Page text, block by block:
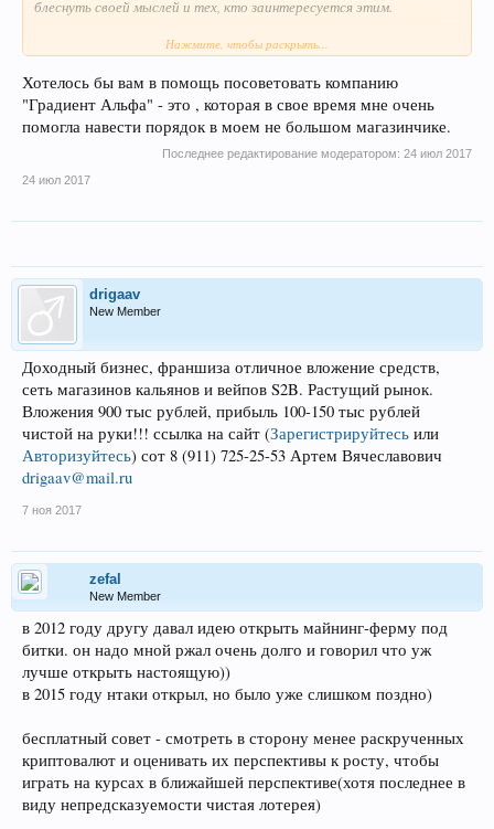
блеснуть своей мыслей и тех, кто заинтересуется этим.
Мне бы очень хотелось узнать, какие идеи для малого бизнеса в
Так же если возможно то ищу единомышленников.
Извините что написал здесь - я просто не нашел подобающего
раздела для такой нестандартной темы.
Нажмите, чтобы раскрыть...
Хотелось бы вам в помощь посоветовать компанию
"Градиент Альфа" - это , которая в свое время мне очень
помогла навести порядок в моем не большом магазинчике.
Последнее редактирование модератором: 24 июл 2017
24 июл 2017
drigaav
New Member
Доходный бизнес, франшиза отличное вложение средств,
сеть магазинов кальянов и вейпов S2B. Растущий рынок.
Вложения 900 тыс рублей, прибыль 100-150 тыс рублей
чистой на руки!!! ссылка на сайт (Зарегистрируйтесь или
Авторизуйтесь) сот 8 (911) 725-25-53 Артем Вячеславович
drigaav@mail.ru
7 ноя 2017
zefal
New Member
в 2012 году другу давал идею открыть майнинг-ферму под
битки. он надо мной ржал очень долго и говорил что уж
лучше открыть настоящую))
в 2015 году нтаки открыл, но было уже слишком поздно)
бесплатный совет - смотреть в сторону менее раскрученных
криптовалют и оценивать их перспективы к росту, чтобы
играть на курсах в ближайшей перспективе(хотя последнее в
виду непредсказуемости чистая лотерея)